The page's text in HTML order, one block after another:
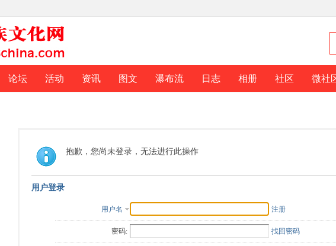
论坛 活动 资讯 图文 瀑布流 日志 相册 社区 微社
抱歉，您尚未登录，无法进行此操作
用户登录
用户名 注册
密码: 找回密码